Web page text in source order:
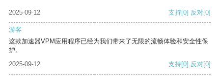
2025-09-12 支持[0] 反对[0]
游客
这款加速器VPM应用程序已经为我们带来了无限的流畅体验和安全性保
护。
2025-09-12
支持[0] 反对[0]